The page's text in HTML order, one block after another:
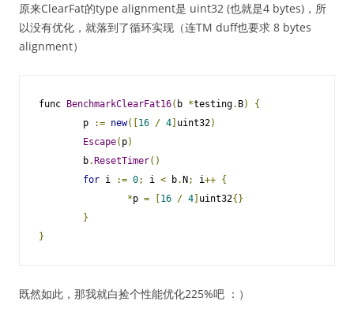
原来ClearFat的type alignment是 uint32 (也就是4 bytes)，所
以没有优化，就落到了循环实现（连TM duff也要求 8 bytes
alignment）
func BenchmarkClearFat16( b *testing. B)
{
        p
:= new([ 16 / 4 uint32)
Escape( p)
        b
. ResetTimer()
for i := 0; i < b. N ; i++ {
*p = 16 / 4 uint32{}
}
}
既然如此，那我就白捡个性能优化225%吧 ：）